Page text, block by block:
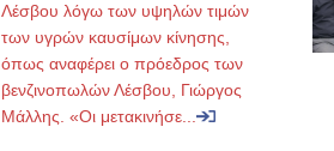
Λέσβου λόγω των υψηλών τιμών
των υγρών καυσίμων κίνησης,
όπως αναφέρει ο πρόεδρος των
βενζινοπωλών Λέσβου, Γιώργος
Μάλλης. «Οι μετακινήσε...